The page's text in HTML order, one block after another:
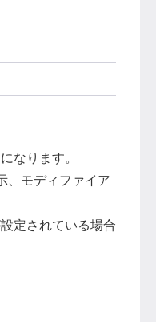
なります。
、モディファイア
定されている場合